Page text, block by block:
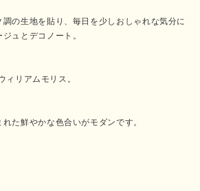
の生地を貼り、毎日を少しおしゃれな気分に
ュとデコノート。
リアムモリス。
た鮮やかな色合いがモダンです。